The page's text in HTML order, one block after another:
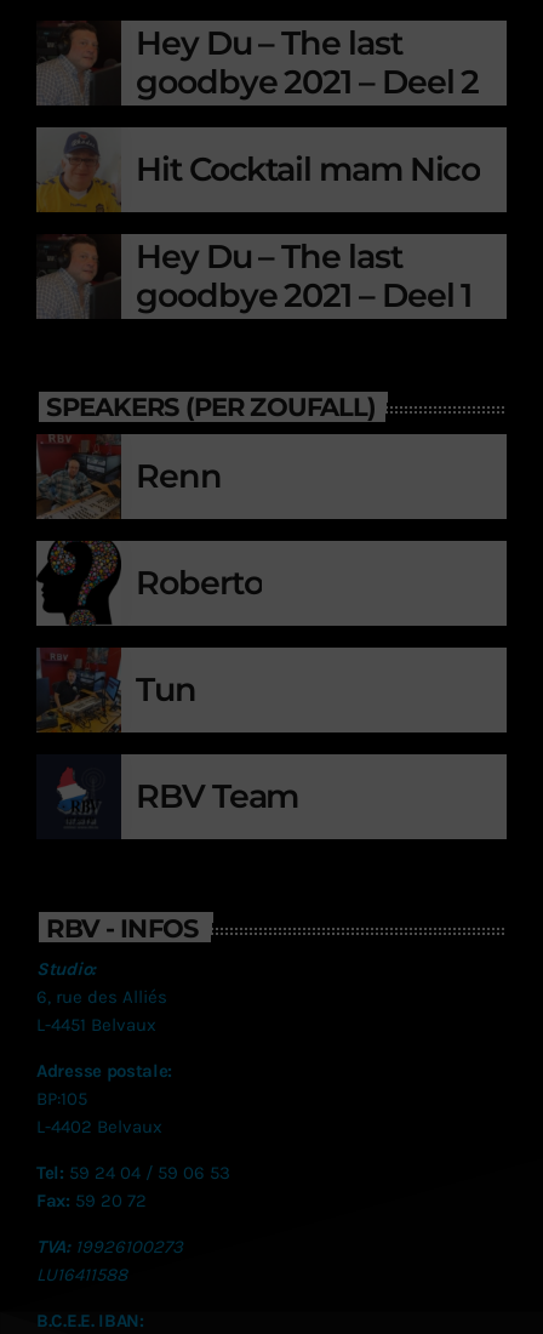
Hey Du – The last
goodbye 2021 – Deel 2
Hit Cocktail mam Nico
Hey Du – The last
goodbye 2021 – Deel 1
SPEAKERS (PER ZOUFALL)
Renn
Roberto
Tun
RBV Team
RBV - INFOS
Studio:
6, rue des Alliés
L-4451 Belvaux
Adresse postale:
BP:105
L-4402 Belvaux
Tel: 59 24 04 / 59 06 53
Fax: 59 20 72
TVA: 19926100273
LU16411588
B.C.E.E. IBAN: